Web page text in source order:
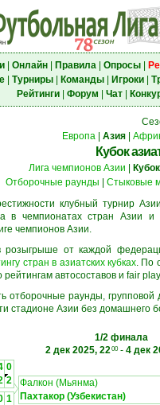
| Онлайн| Правила| Опросы|
| Турниры| Команды| Игроки|
Рейтинги| Форум Чат|
Европа
Азия
Кубок
Лига чемпионов Азии
Отборочные раунды
Стыковые
клубный турнир
в чемпионатах стран Азии
чемпионов Азии.
розыгрыше от каждой
стран в азиатских кубках. По
автосоставов и fair
отборочные раунды,
стадионе Азии без домашнего
1/2 финала
2 дек 2025, 2200- 4 дек
0
2
1
Фалкон (Мьянма)
Пахтакор (Узбекистан)